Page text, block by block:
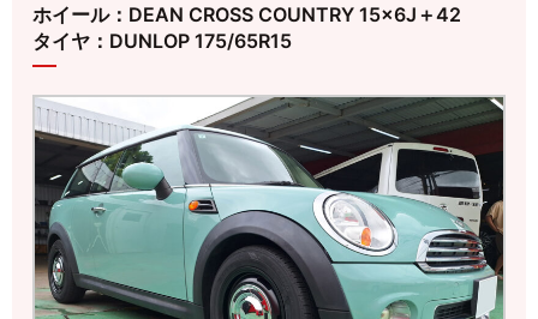
ホイール：DEAN CROSS COUNTRY 15×6J＋42
タイヤ：DUNLOP 175/65R15